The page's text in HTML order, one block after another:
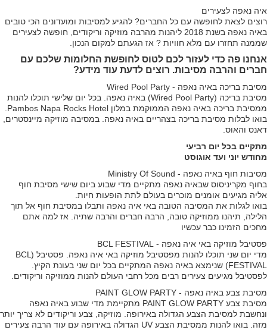
איה נאפה לצעירים
רוצים לצאת לחופשה עם כל החברים? להגיע למסיבות ומועדונים הכי טובים
באיה נאפה בשנת 2018 ליהנות מהרבה מוזיקה וריקודים, חופשה לצעירים
שממנה תחזרו עם מלא חוויות ? אז הגעתם למקום הנכון.
אנחנו פה כדי לעזור לכם לטוס לחופשת החלומות שלכם עם
חברים והרבה מסיבות. רוצים לדעת עוד מידע?
מסיבת בריכה באיה נאפה - Wired Pool Party
מסיבת בריכה (Wired Pool Party) באיה נאפה. בכל יום שלישי תוכלו להנות
בואו לבלות מסיבת בריכה בצהריים באיה נאפה. במסיבה מוזיקה מיינסטרים,
דאנס והאוס.
מתקיים בכל יום רביעי
מחודש יוני ועד אוגוסט
מסיבות חוף באיה נאפה - Ministry Of Sound
בחוף מקריניסוס שבאיה נאפה מתקיים מדי שבוע ביום שישי מסיבת חוף
אליה מגיעים אומנים מוכרים בעולם לתת הופעות חיות.
בואו לגלות את המסיבה הטובה באי איה נאפה ותבלו במסיבת חוף אל תוך
הלילה, תיהנו ממוזיקה טובה, הרבה חברים והרבה שתיה. אז למה אתם
מחכים הזמינו כבר עכשיו
פסטיבל מוזיקה באי איה נאפה - BCL FESTIVAL
מדי יום שני תוכלו להנות מפסטיבל מוזיקה באי איה נאפה. פסטיבל (BCL
FESTIVAL) שנימצא באיה נאפה המתקיים בכל יום שני בעונת הקיץ.
לפסטיבל מגיעים צעירים רבים מכל רחבי העולם להנות ממוזיקה וריקודים.
מסיבת צבע באיה נאפה - PAINT GLOW PARTY
מסיבת צבע PAINT GLOW PARTY מתקיימת מדי שבוע באיה נאפה
ונחשבת למסיבת הצבע הגדולה באירופה. מוזיקה, צבע וריקודים לא צריך יותר
מזה. בואו להנות ממסיבת הצבע UV הגדולה באירופה עם עוד הרבה צעירים